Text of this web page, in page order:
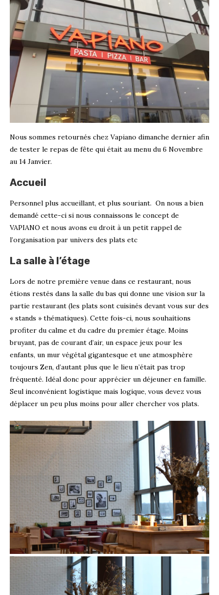
Nous sommes retournés chez Vapiano dimanche dernier afin
de tester le repas de fête qui était au menu du 6 Novembre
au 14 Janvier.
Accueil
Personnel plus accueillant, et plus souriant. On nous a bien
demandé cette-ci si nous connaissons le concept de
VAPIANO et nous avons eu droit à un petit rappel de
l’organisation par univers des plats etc
La salle à l’étage
Lors de notre première venue dans ce restaurant, nous
étions restés dans la salle du bas qui donne une vision sur la
partie restaurant (les plats sont cuisinés devant vous sur des
« stands » thématiques). Cette fois-ci, nous souhaitions
profiter du calme et du cadre du premier étage. Moins
bruyant, pas de courant d’air, un espace jeux pour les
enfants, un mur végétal gigantesque et une atmosphère
toujours Zen, d’autant plus que le lieu n’était pas trop
fréquenté. Idéal donc pour apprécier un déjeuner en famille.
Seul inconvénient logistique mais logique, vous devez vous
déplacer un peu plus moins pour aller chercher vos plats.